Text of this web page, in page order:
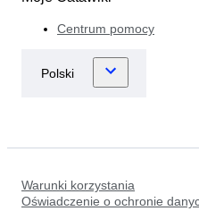
Centrum pomocy
Warunki korzystania
Oświadczenie o ochronie